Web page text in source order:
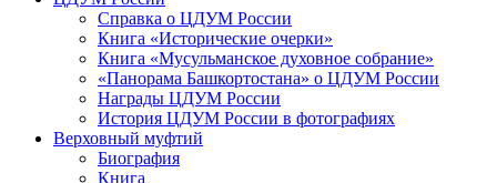
Справка о ЦДУМ России
Книга «Исторические очерки»
Книга «Мусульманское духовное собрание»
«Панорама Башкортостана» о ЦДУМ России
Награды ЦДУМ России
История ЦДУМ России в фотографиях
Верховный муфтий
Биография
Книга